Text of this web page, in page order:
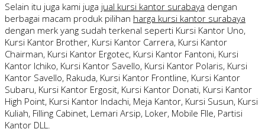
Selain itu juga kami juga jual kursi kantor surabaya dengan
berbagai macam produk pilihan harga kursi kantor surabaya
dengan merk yang sudah terkenal seperti Kursi Kantor Uno,
Kursi Kantor Brother, Kursi Kantor Carrera, Kursi Kantor
Chairman, Kursi Kantor Ergotec, Kursi Kantor Fantoni, Kursi
Kantor Ichiko, Kursi Kantor Savello, Kursi Kantor Polaris, Kursi
Kantor Savello, Rakuda, Kursi Kantor Frontline, Kursi Kantor
Subaru, Kursi Kantor Ergosit, Kursi Kantor Donati, Kursi Kantor
High Point, Kursi Kantor Indachi, Meja Kantor, Kursi Susun, Kursi
Kuliah, Filling Cabinet, Lemari Arsip, Loker, Mobile FIle, Partisi
Kantor DLL.